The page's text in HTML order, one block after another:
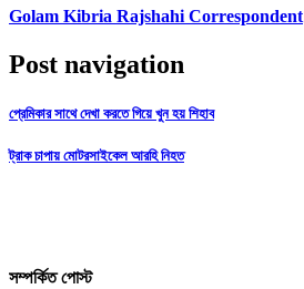
Golam Kibria Rajshahi Correspondent
Post navigation
প্রেমিকার সাথে দেখা করতে গিয়ে খুন হয় শিহাব
ট্রাক চাপায় মোটরসাইকেল আরহি নিহত
সম্পর্কিত পোস্ট